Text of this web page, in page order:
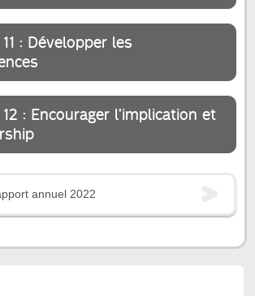
: Développer les
: Encourager l’implication et
annuel 2022